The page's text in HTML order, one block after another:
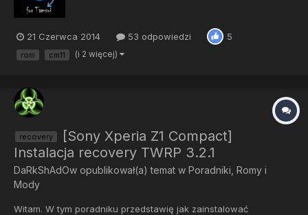
21 Czerwca 2014 53 odpowiedzi 5
rom cm11 (i 2 więcej)
recovery
[Sony Xperia Z1 Compact]
Instalacja recovery TWRP 3.2.1
DaRkShAdOw opublikował(a) temat w Poradniki, Romy i
Mody
Witam. W tym poradniku przedstawię jak zainstalować